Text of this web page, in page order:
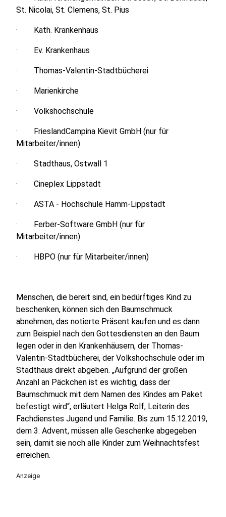
St. Nicolai, St. Clemens, St. Pius
· Kath. Krankenhaus
· Ev. Krankenhaus
· Thomas-Valentin-Stadtbücherei
· Marienkirche
· Volkshochschule
· FrieslandCampina Kievit GmbH (nur für
Mitarbeiter/innen)
· Stadthaus, Ostwall 1
· Cineplex Lippstadt
· ASTA - Hochschule Hamm-Lippstadt
· Ferber-Software GmbH (nur für
Mitarbeiter/innen)
· HBPO (nur für Mitarbeiter/innen)
Menschen, die bereit sind, ein bedürftiges Kind zu
beschenken, können sich den Baumschmuck
abnehmen, das notierte Präsent kaufen und es dann
zum Beispiel nach den Gottesdiensten an den Baum
legen oder in den Krankenhäusern, der Thomas-
Valentin-Stadtbücherei, der Volkshochschule oder im
Stadthaus direkt abgeben. „Aufgrund der großen
Anzahl an Päckchen ist es wichtig, dass der
Baumschmuck mit dem Namen des Kindes am Paket
befestigt wird“, erläutert Helga Rolf, Leiterin des
Fachdienstes Jugend und Familie. Bis zum 15.12.2019,
dem 3. Advent, müssen alle Geschenke abgegeben
sein, damit sie noch alle Kinder zum Weihnachtsfest
erreichen.
Anzeige